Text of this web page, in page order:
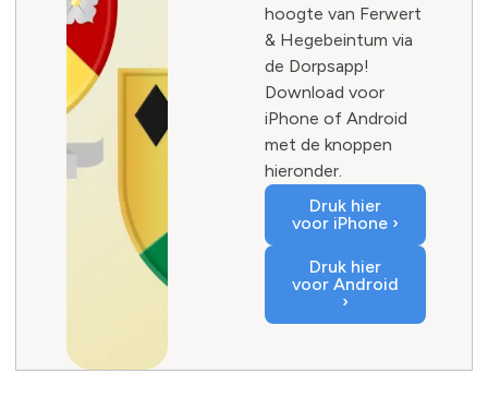
hoogte van Ferwert
& Hegebeintum via
de Dorpsapp!
Download voor
iPhone of Android
met de knoppen
hieronder.
Druk hier
voor iPhone ›
Druk hier
voor Android
›